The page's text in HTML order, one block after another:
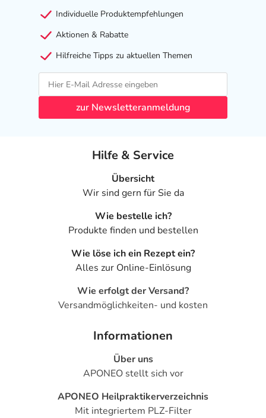
Individuelle Produktempfehlungen
Aktionen & Rabatte
Hilfreiche Tipps zu aktuellen Themen
zur Newsletteranmeldung
Hilfe & Service
Übersicht
Wir sind gern für Sie da
Wie bestelle ich?
Produkte finden und bestellen
Wie löse ich ein Rezept ein?
Alles zur Online-Einlösung
Wie erfolgt der Versand?
Versandmöglichkeiten- und kosten
Informationen
Über uns
APONEO stellt sich vor
APONEO Heilpraktikerverzeichnis
Mit integriertem PLZ-Filter